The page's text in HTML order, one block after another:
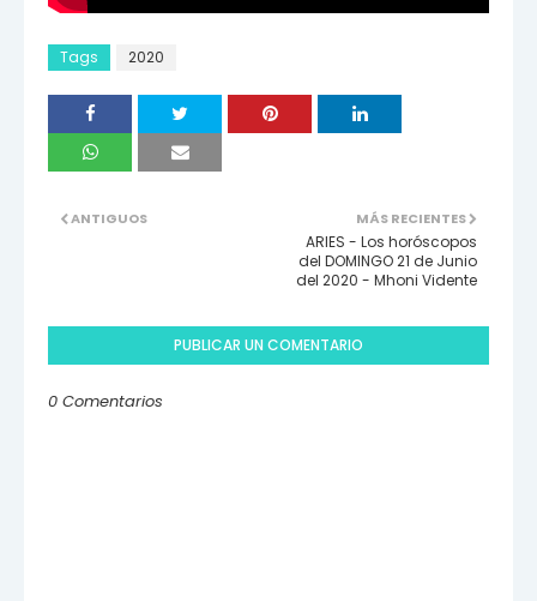
Tags 2020
MÁS RECIENTES
ARIES - Los horóscopos
del DOMINGO 21 de Junio
del 2020 - Mhoni Vidente
ANTIGUOS
PUBLICAR UN COMENTARIO
0 Comentarios